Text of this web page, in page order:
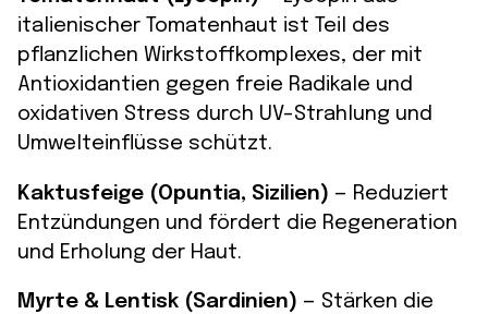
italienischer Tomatenhaut ist Teil des
pflanzlichen Wirkstoffkomplexes, der mit
Antioxidantien gegen freie Radikale und
oxidativen Stress durch UV-Strahlung und
Umwelteinflüsse schützt.
Kaktusfeige (Opuntia, Sizilien) — Reduziert
Entzündungen und fördert die Regeneration
und Erholung der Haut.
Myrte & Lentisk (Sardinien) — Stärken die